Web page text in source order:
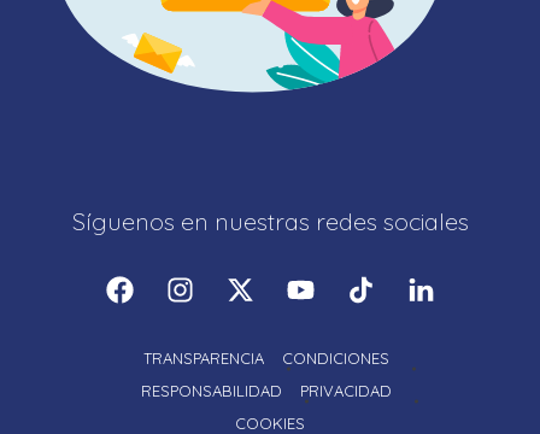
Síguenos en nuestras redes sociales
TRANSPARENCIA
CONDICIONES
RESPONSABILIDAD
PRIVACIDAD
COOKIES